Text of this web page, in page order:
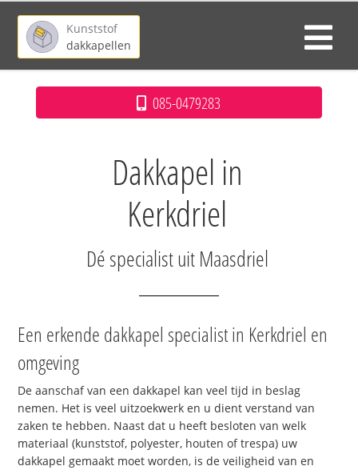
Kunststof
dakkapellen
085-0479283
Dakkapel in
Kerkdriel
Dé specialist uit Maasdriel
Een erkende dakkapel specialist in Kerkdriel en
omgeving
De aanschaf van een dakkapel kan veel tijd in beslag
nemen. Het is veel uitzoekwerk en u dient verstand van
zaken te hebben. Naast dat u heeft besloten van welk
materiaal (kunststof, polyester, houten of trespa) uw
dakkapel gemaakt moet worden, is de veiligheid van en